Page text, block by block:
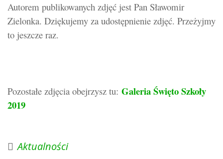
Autorem publikowanych zdjęć jest Pan Sławomir
Zielonka. Dziękujemy za udostępnienie zdjęć. Przeżyjmy
to jeszcze raz.
Pozostałe zdjęcia obejrzysz tu: Galeria Święto Szkoły
2019
Aktualności